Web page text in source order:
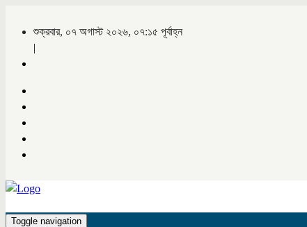
শুক্রবার, ০৭ অগাস্ট ২০২৬, ০৭:১৫ পূর্বাহ্ন
|
Toggle navigation